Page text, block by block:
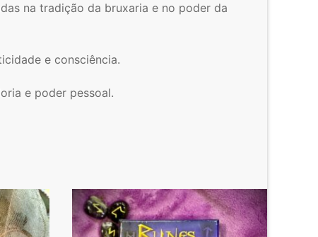
na tradição da bruxaria e no poder da
e consciência.
e poder pessoal.